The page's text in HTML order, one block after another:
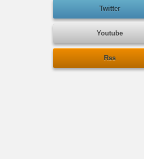
Twitter
Youtube
Rss